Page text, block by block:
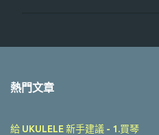
言
熱門文章
給 UKULELE 新手建議 - 1.買琴